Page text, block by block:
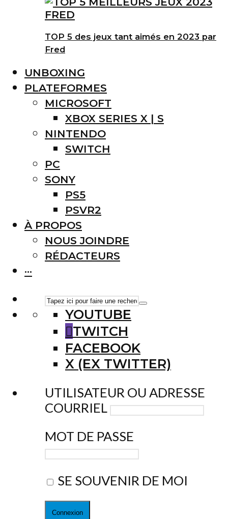
TOP 5 des jeux tant aimés en 2023 par
Fred
UNBOXING
PLATEFORMES
MICROSOFT
XBOX SERIES X | S
NINTENDO
SWITCH
PC
SONY
PS5
PSVR2
À PROPOS
NOUS JOINDRE
RÉDACTEURS
···
YOUTUBE
TWITCH
FACEBOOK
X (EX TWITTER)
UTILISATEUR OU ADRESSE
COURRIEL
MOT DE PASSE
SE SOUVENIR DE MOI